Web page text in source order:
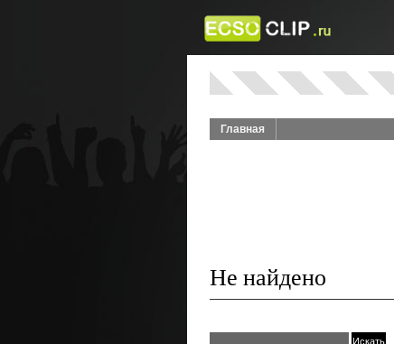
Главная
Не найдено